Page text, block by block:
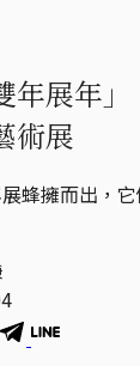
年展年
術展
蜂擁而出，